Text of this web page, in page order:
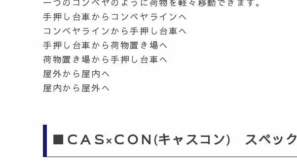
手押し台車からコンベヤラインへ
コンベヤラインから手押し台車へ
手押し台車から荷物置き場へ
荷物置き場から手押し台車へ
屋外から屋内へ
屋内から屋外へ
■ＣＡＳ×ＣＯＮ(キャスコン) スペック